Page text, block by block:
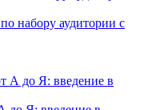
набору аудитории с